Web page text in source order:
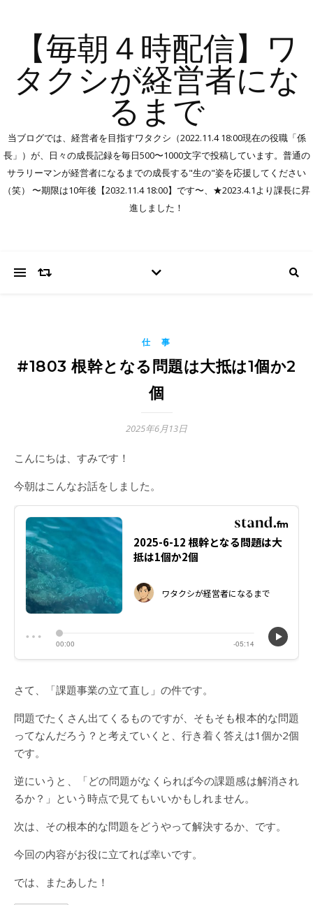
【毎朝４時配信】ワ
タクシが経営者にな
るまで
当ブログでは、経営者を目指すワタクシ（2022.11.4 18:00現在の役職「係
長」）が、日々の成長記録を毎日500〜1000文字で投稿しています。普通の
サラリーマンが経営者になるまでの成長する"生の"姿を応援してください
（笑） 〜期限は10年後【2032.11.4 18:00】です〜、★2023.4.1より課長に昇
進しました！
仕 事
#1803 根幹となる問題は大抵は1個か2
個
2025年6月13日
こんにちは、すみです！
今朝はこんなお話をしました。
さて、「課題事業の立て直し」の件です。
問題でたくさん出てくるものですが、そもそも根本的な問題
ってなんだろう？と考えていくと、行き着く答えは1個か2個
です。
逆にいうと、「どの問題がなくられば今の課題感は解消され
るか？」という時点で見てもいいかもしれません。
次は、その根本的な問題をどうやって解決するか、です。
今回の内容がお役に立てれば幸いです。
では、またあした！